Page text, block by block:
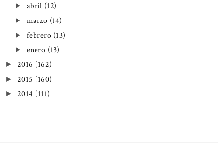
► abril (12)
► marzo (14)
► febrero (13)
► enero (13)
► 2016 (162)
► 2015 (160)
► 2014 (111)